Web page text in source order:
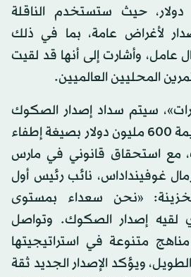
مليون دولار، حيث ستستخدم الناقلة
لأغراض عامة، بما في ذلك
عامل، وأشارت إلى أنها قد لقيت
المحليين العالميين.
سيتم سداد إصدار الصكوك
(شهادات الائتمان) بقيمة 600 مليون دولار بصيغة إطفاء
10 سنوات، مع استحقاق قانوني في مارس
نيرمال غوفينداداس، نائب رئيس أول
«نحن سعداء بمستوى
لقيه إصدار الصكوك. وتواصل
مناهج متنوعة في استراتيجيتها
ويؤكد الإصدار الجديد ثقة